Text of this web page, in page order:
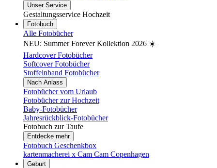
Unser Service
Gestaltungsservice Hochzeit
Fotobuch
Alle Fotobücher
NEU: Summer Forever Kollektion 2026 ☀️
Hardcover Fotobücher
Softcover Fotobücher
Stoffeinband Fotobücher
Nach Anlass
Fotobücher vom Urlaub
Fotobücher zur Hochzeit
Baby-Fotobücher
Jahresrückblick-Fotobücher
Fotobuch zur Taufe
Entdecke mehr
Fotobuch Geschenkbox
kartenmacherei x Cam Cam Copenhagen
Geburt